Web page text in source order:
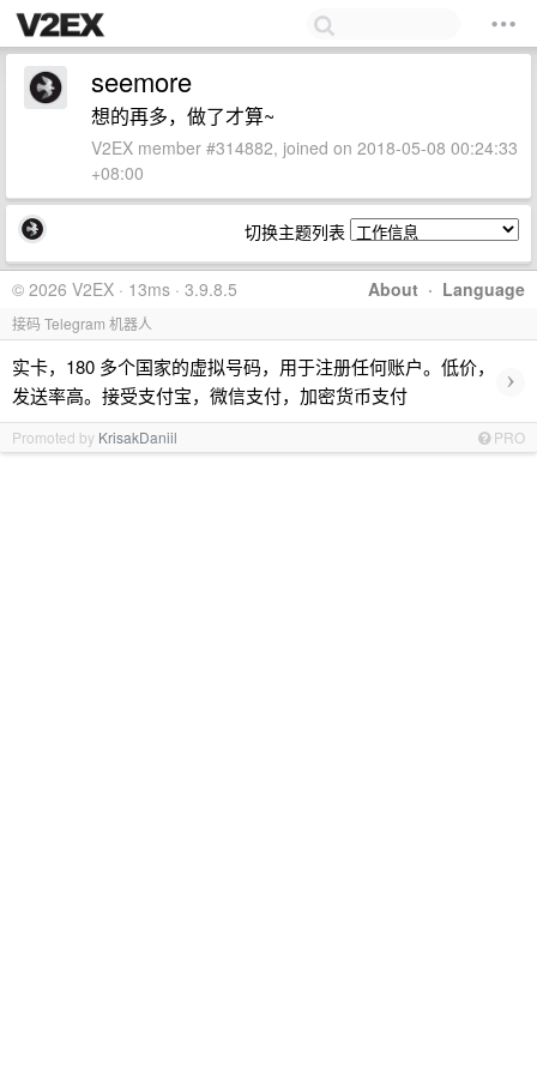
seemore
想的再多，做了才算~
V2EX member #314882, joined on 2018-05-08 00:24:33
+08:00
切换主题列表
About · Language
© 2026 V2EX · 13ms · 3.9.8.5
接码 Telegram 机器人
实卡，180 多个国家的虚拟号码，用于注册任何账户。低价，
发送率高。接受支付宝，微信支付，加密货币支付
›
Promoted by KrisakDaniil PRO